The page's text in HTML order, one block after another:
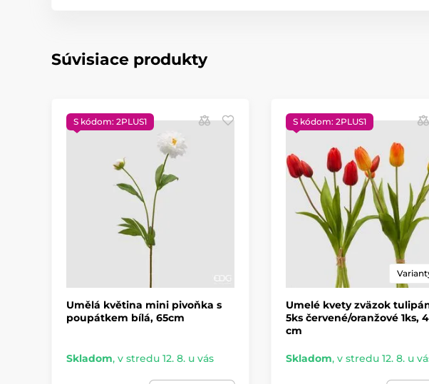
Súvisiace produkty
S kódom: 2PLUS1
Umělá květina mini pivoňka s
poupátkem bílá, 65cm
Skladom, v stredu 12. 8. u vás
S kódom: 2PLUS1
Umelé kvety zväzok
5ks červené/oranžové 1ks,
cm
Skladom, v stredu 12. 8. u